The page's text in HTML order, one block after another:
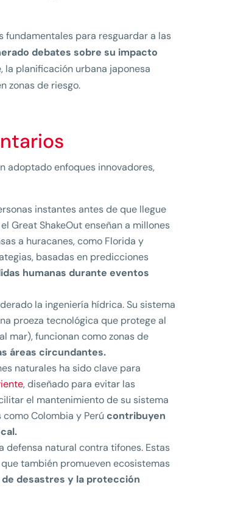
fundamentales para resguardar a las
debates sobre su impacto
la planificación urbana japonesa
zonas de riesgo.
adoptado enfoques innovadores,
instantes antes de que llegue
Great ShakeOut enseñan a millones
a huracanes, como Florida y
basadas en predicciones
humanas durante eventos
la ingeniería hídrica. Su sistema
proeza tecnológica que protege al
mar), funcionan como zonas de
áreas circundantes.
naturales ha sido clave para
, diseñado para evitar las
el mantenimiento de su sistema
como Colombia y Perúcontribuyen
defensa natural contra tifones. Estas
también promueven ecosistemas
desastres y la protección